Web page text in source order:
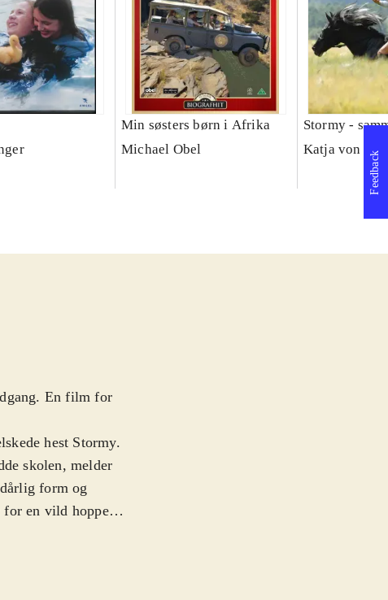
Min søsters børn i Afrika
Michael Obel
Stormy -
Katja von
En film for
hest Stormy.
skolen, melder
form og
for en vild hoppe.
Mika med
Feedback